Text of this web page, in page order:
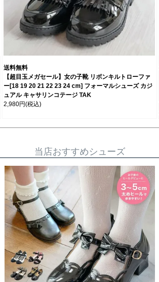
送料無料
【超目玉メガセール】女の子靴 リボンキルトローファ
ー[18 19 20 21 22 23 24 cm] フォーマルシューズ カジ
ュアル キャサリンコテージ TAK
2,980円(税込)
当店おすすめシューズ